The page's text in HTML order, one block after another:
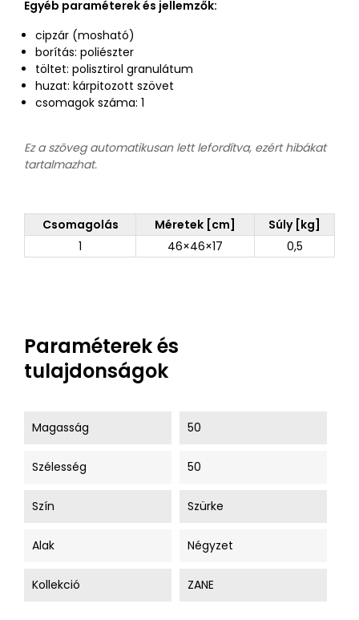
Egyéb paraméterek és jellemzők:
cipzár (mosható)
borítás: poliészter
töltet: polisztirol granulátum
huzat: kárpitozott szövet
csomagok száma: 1
Ez a szöveg automatikusan lett lefordítva, ezért hibákat
tartalmazhat.
Csomagolás Méretek [cm]
Súly [kg]
1
46×46×17 0,5
Paraméterek és
tulajdonságok
Magasság 50
Szélesség 50
Szín Szürke
Alak Négyzet
Kollekció ZANE